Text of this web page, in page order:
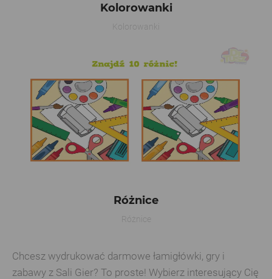
Kolorowanki
Kolorowanki
Różnice
Różnice
Chcesz wydrukować darmowe łamigłówki, gry i
zabawy z Sali Gier? To proste! Wybierz interesujący Cię